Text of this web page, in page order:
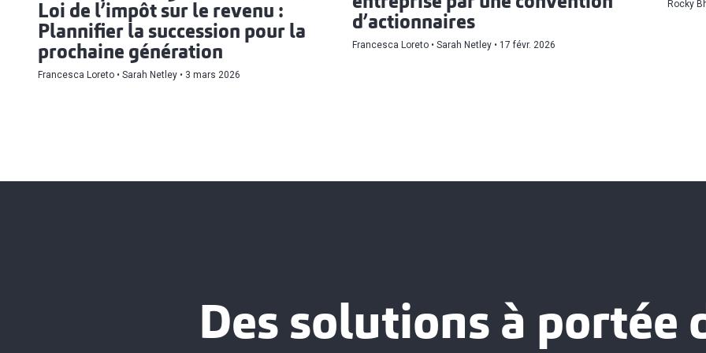
Loi de l’impôt sur le revenu :
Plannifier la succession pour la
prochaine génération
Francesca Loreto Sarah Netley 3 mars 2026
d’actionnaires
Francesca Loreto Sarah Netley 17 févr. 2026
Rocky
Des solutions à portée